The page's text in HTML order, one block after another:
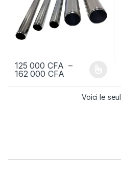
125 000 CFA –
162 000 CFAPlage de prix :
Ce produit a plusieurs
Voici le